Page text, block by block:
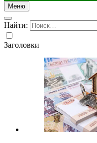
Меню
Найти:
Заголовки